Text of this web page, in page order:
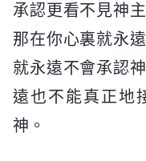
承認更看不見神
那在你心裏就永
就永遠不會承認
遠也不能真正地
神。